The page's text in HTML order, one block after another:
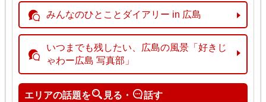
みんなのひとことダイアリー in 広島
いつまでも残したい、広島の風景「好きじ
ゃわー広島 写真部」
エリアの話題を 見る・ 話す